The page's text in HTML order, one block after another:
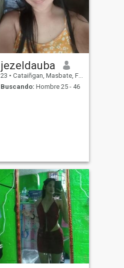
jezeldauba
23 • Cataiñgan, Masbate, Filipinas
Buscando: Hombre 25 - 46